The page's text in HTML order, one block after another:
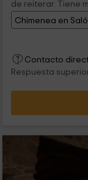
de reiterar. Tiene
se respira, casa
con una terraza
aproximarte a
Marvao o bien
aproximarte a
Chimenea en
Contacto
Respuesta